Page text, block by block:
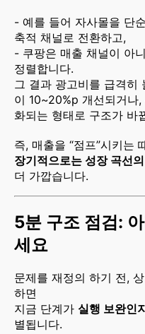
- 예를 들어 자사몰을 단
축적 채널로 전환하고,
- 쿠팡은 매출 채널이 아
정렬합니다.
그 결과 광고비를 급격히
이 10~20%p 개선되거나
화되는 형태로 구조가 바
즉, 매출을 “점프”시키는
장기적으로는 성장 곡선
더 가깝습니다.
5분 구조 점검:
세요
문제를 재정의 하기 전,
하면
지금 단계가 실행 보완인
별됩니다.